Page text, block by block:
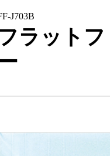
ノート・紙製品
J703B
ラット